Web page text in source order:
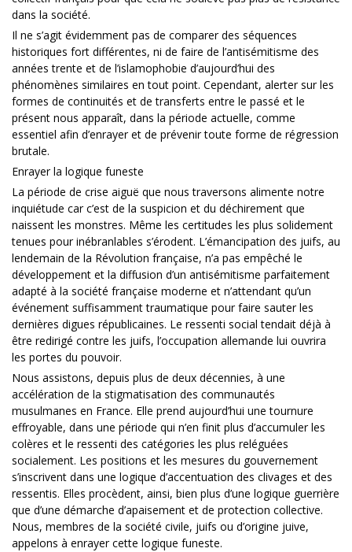
dans la société.
Il ne s’agit évidemment pas de comparer des séquences
historiques fort différentes, ni de faire de l’antisémitisme des
années trente et de l’islamophobie d’aujourd’hui des
phénomènes similaires en tout point. Cependant, alerter sur les
formes de continuités et de transferts entre le passé et le
présent nous apparaît, dans la période actuelle, comme
essentiel afin d’enrayer et de prévenir toute forme de régression
brutale.
Enrayer la logique funeste
La période de crise aiguë que nous traversons alimente notre
inquiétude car c’est de la suspicion et du déchirement que
naissent les monstres. Même les certitudes les plus solidement
tenues pour inébranlables s’érodent. L’émancipation des juifs, au
lendemain de la Révolution française, n’a pas empêché le
développement et la diffusion d’un antisémitisme parfaitement
adapté à la société française moderne et n’attendant qu’un
événement suffisamment traumatique pour faire sauter les
dernières digues républicaines. Le ressenti social tendait déjà à
être redirigé contre les juifs, l’occupation allemande lui ouvrira
les portes du pouvoir.
Nous assistons, depuis plus de deux décennies, à une
accélération de la stigmatisation des communautés
musulmanes en France. Elle prend aujourd’hui une tournure
effroyable, dans une période qui n’en finit plus d’accumuler les
colères et le ressenti des catégories les plus reléguées
socialement. Les positions et les mesures du gouvernement
s’inscrivent dans une logique d’accentuation des clivages et des
ressentis. Elles procèdent, ainsi, bien plus d’une logique guerrière
que d’une démarche d’apaisement et de protection collective.
Nous, membres de la société civile, juifs ou d’origine juive,
appelons à enrayer cette logique funeste.